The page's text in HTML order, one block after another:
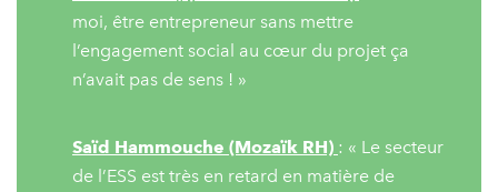
moi, être entrepreneur sans mettre
l’engagement social au cœur du projet ça
n’avait pas de sens ! »
Saïd Hammouche (Mozaïk RH) : « Le secteur
de l’ESS est très en retard en matière de